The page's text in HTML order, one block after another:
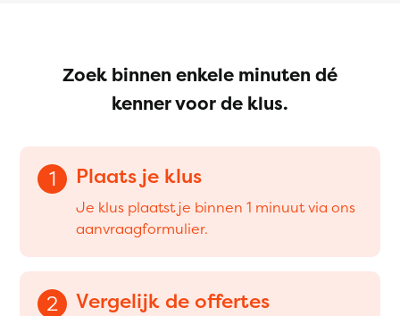
Zoek binnen enkele minuten dé
kenner voor de klus.
1 Plaats je klus
Je klus plaatst je binnen 1 minuut via ons
aanvraagformulier.
2 Vergelijk de offertes